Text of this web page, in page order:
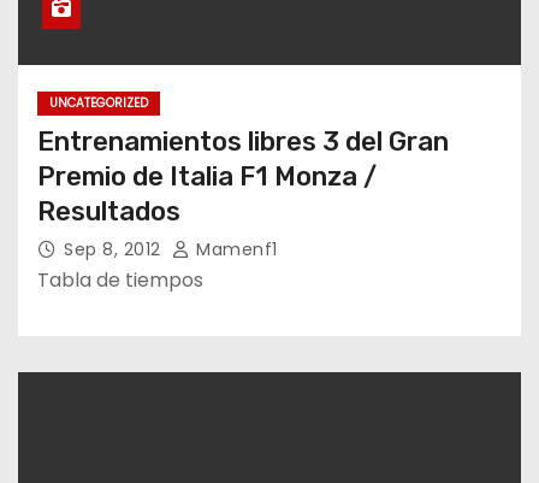
UNCATEGORIZED
Entrenamientos libres 3 del Gran
Premio de Italia F1 Monza /
Resultados
Sep 8, 2012 Mamenf1
Tabla de tiempos